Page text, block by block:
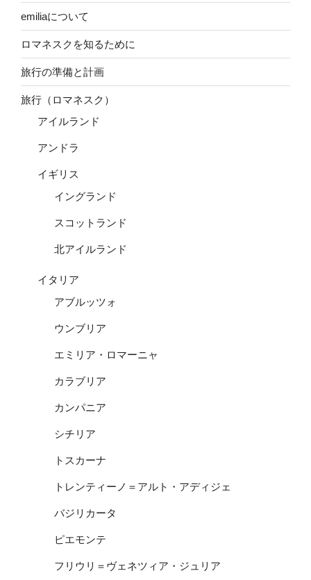
emiliaについて
ロマネスクを知るために
旅行の準備と計画
旅行（ロマネスク）
アイルランド
アンドラ
イギリス
イングランド
スコットランド
北アイルランド
イタリア
アブルッツォ
ウンブリア
エミリア・ロマーニャ
カラブリア
カンパニア
シチリア
トスカーナ
トレンティーノ＝アルト・アディジェ
バジリカータ
ピエモンテ
フリウリ＝ヴェネツィア・ジュリア